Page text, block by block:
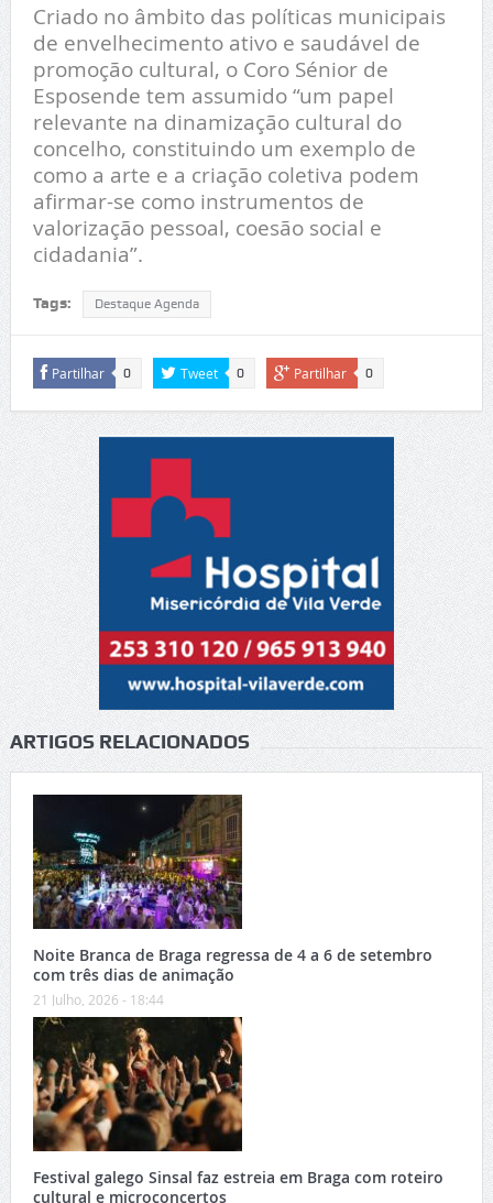
Criado no âmbito das políticas municipais
de envelhecimento ativo e saudável de
promoção cultural, o Coro Sénior de
Esposende tem assumido “um papel
relevante na dinamização cultural do
concelho, constituindo um exemplo de
como a arte e a criação coletiva podem
afirmar-se como instrumentos de
valorização pessoal, coesão social e
cidadania”.
Tags: Destaque Agenda
Partilhar 0 Tweet 0 Partilhar 0
ARTIGOS RELACIONADOS
Noite Branca de Braga regressa de 4 a 6 de setembro
com três dias de animação
21 Julho, 2026 - 18:44
Festival galego Sinsal faz estreia em Braga com roteiro
cultural e microconcertos